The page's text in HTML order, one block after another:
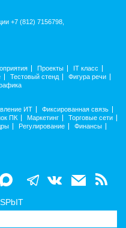
+7 (812) 7156798,
Проекты
IT класс
Тестовый стенд
Фигура речи
ИТ
Фиксированная связь
ПК Маркетинг
Торговые сети
Регулирование
Финансы